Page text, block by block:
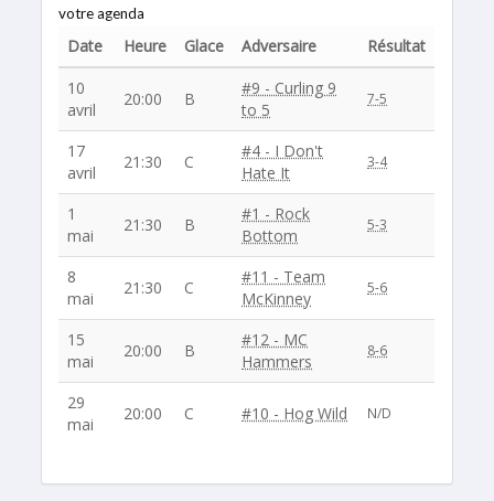
votre agenda
Date Heure Glace Adversaire
Résultat
10
avril
20:00 B
#9 - Curling 9
to 5
7-5
17
avril
21:30 C
#4 - I Don't
Hate It
3-4
1
mai
21:30 B
#1 - Rock
Bottom
5-3
8
mai
21:30 C
#11 - Team
McKinney
5-6
15
mai
20:00 B
#12 - MC
Hammers
8-6
29
mai
20:00 C #10 - Hog Wild N/D